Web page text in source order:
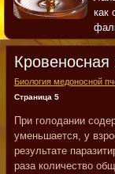
как
Биология медоносной
Страница 5
При голодании
уменьшается, у
результате
раза количество